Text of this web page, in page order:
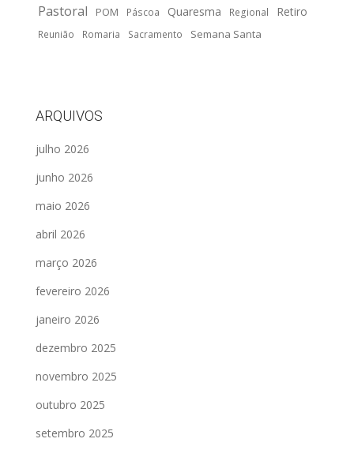
Pastoral
POM Páscoa Quaresma Regional Retiro
Reunião Romaria Sacramento Semana Santa
ARQUIVOS
julho 2026
junho 2026
maio 2026
abril 2026
março 2026
fevereiro 2026
janeiro 2026
dezembro 2025
novembro 2025
outubro 2025
setembro 2025